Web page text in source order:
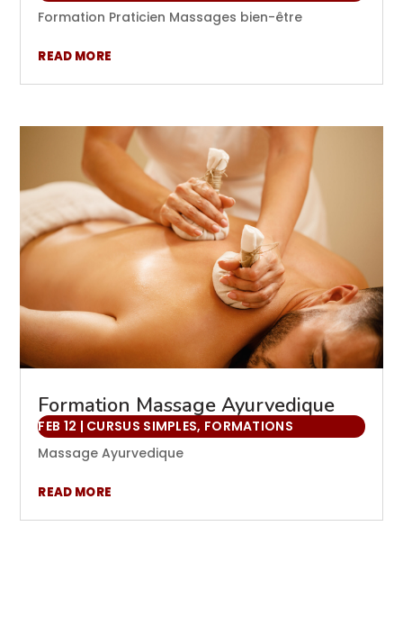
Formation Praticien Massages bien-être
READ MORE
Formation Massage Ayurvedique
FEB 12 | CURSUS SIMPLES, FORMATIONS
Massage Ayurvedique
READ MORE